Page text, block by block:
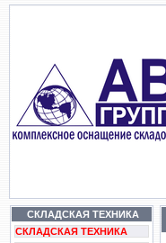
СКЛАДСКАЯ ТЕХНИКА
СКЛАДСКАЯ ТЕХНИКА